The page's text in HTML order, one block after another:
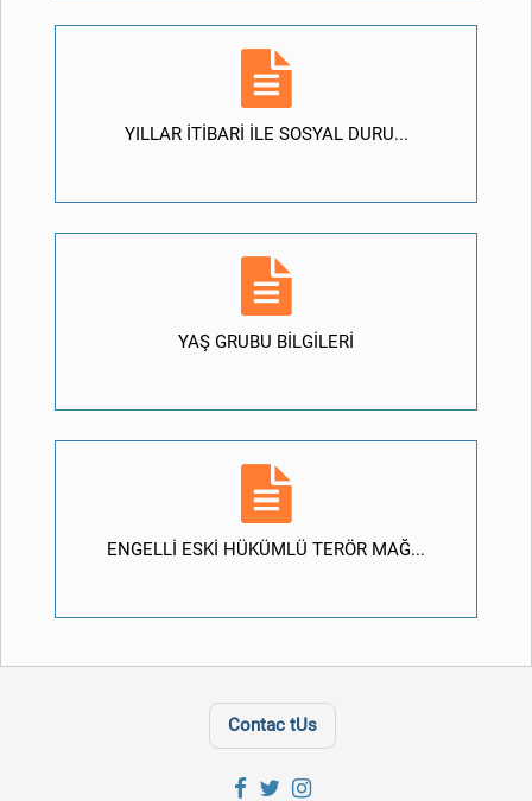
YILLAR İTİBARİ İLE SOSYAL DURU...
YAŞ GRUBU BİLGİLERİ
ENGELLİ ESKİ HÜKÜMLÜ TERÖR MAĞ...
Contac tUs